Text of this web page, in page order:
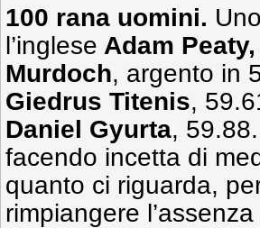
100 rana uomini.
l’inglese Adam Peaty,
Murdoch, argento in
Giedrus Titenis,
Daniel Gyurta,
facendo incetta di
quanto ci riguarda,
rimpiangere l’assenza